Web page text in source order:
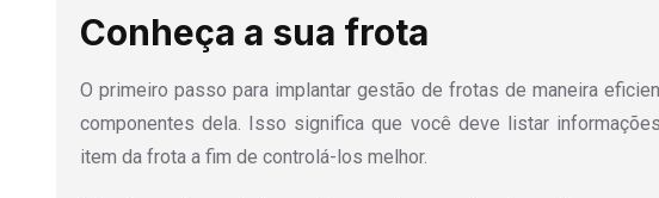
Conheça a sua frota
O primeiro passo para implantar gestão de frotas de maneira
componentes dela. Isso significa que você deve listar
item da frota a fim de controlá-los melhor.